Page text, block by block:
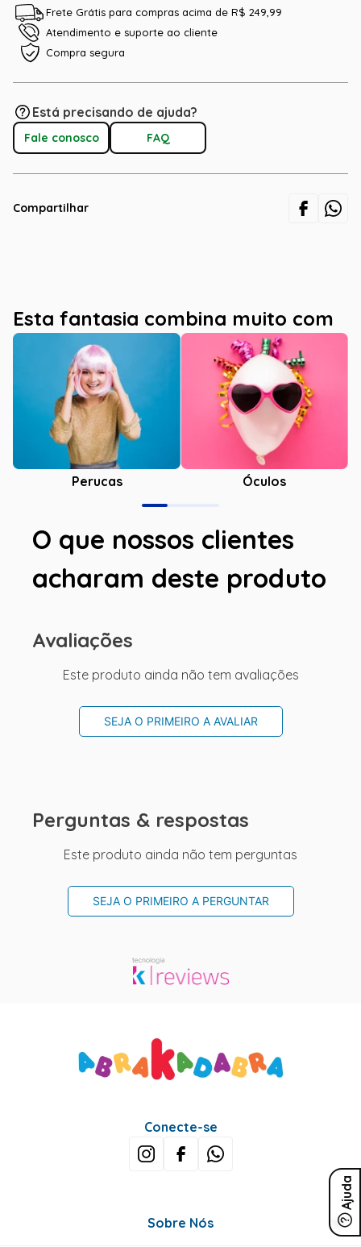
Frete Grátis para compras acima de R$ 249,99
Atendimento e suporte ao cliente
Compra segura
Está precisando de ajuda?
Fale conosco FAQ
Compartilhar
Esta fantasia combina muito com
Perucas Óculos
O que nossos clientes
acharam deste produto
Avaliações
Este produto ainda não tem avaliações
SEJA O PRIMEIRO A AVALIAR
Perguntas & respostas
Este produto ainda não tem perguntas
SEJA O PRIMEIRO A PERGUNTAR
Ajuda
Conecte-se
Sobre Nós